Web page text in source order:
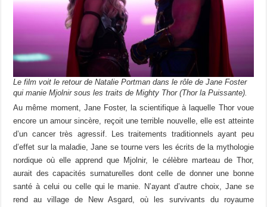
Le film voit le retour de Natalie Portman dans le rôle de Jane Foster
qui manie Mjolnir sous les traits de Mighty Thor (Thor la Puissante).
Au même moment, Jane Foster, la scientifique à laquelle Thor voue
encore un amour sincère, reçoit une terrible nouvelle, elle est atteinte
d’un cancer très agressif. Les traitements traditionnels ayant peu
d’effet sur la maladie, Jane se tourne vers les écrits de la mythologie
nordique où elle apprend que Mjolnir, le célèbre marteau de Thor,
aurait des capacités surnaturelles dont celle de donner une bonne
santé à celui ou celle qui le manie. N’ayant d’autre choix, Jane se
rend au village de New Asgard, où les survivants du royaume